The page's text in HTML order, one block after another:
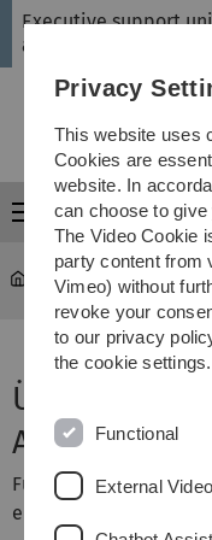
Executive support
and Revision
Menu
Administration ...
Übersicht der
Für weiterführende
entsprechenden
Privacy
This website uses
Cookies are
website. In
can choose to
The Video Cookie
party content from
Vimeo) without
revoke your
to our privacy
the cookie settings.
Functional
External